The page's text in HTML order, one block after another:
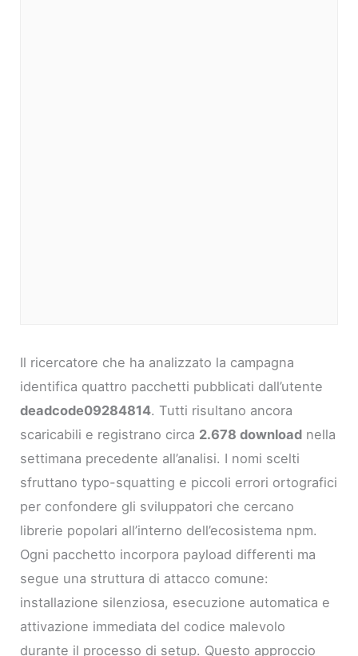
Il ricercatore che ha analizzato la campagna
identifica quattro pacchetti pubblicati dall’utente
deadcode09284814. Tutti risultano ancora
scaricabili e registrano circa 2.678 download nella
settimana precedente all’analisi. I nomi scelti
sfruttano typo-squatting e piccoli errori ortografici
per confondere gli sviluppatori che cercano
librerie popolari all’interno dell’ecosistema npm.
Ogni pacchetto incorpora payload differenti ma
segue una struttura di attacco comune:
installazione silenziosa, esecuzione automatica e
attivazione immediata del codice malevolo
durante il processo di setup. Questo approccio